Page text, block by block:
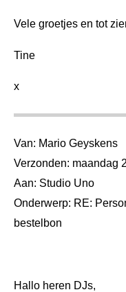
Vele groetjes en tot
Tine
x
Van: Mario Geyskens
Verzonden: maandag
Aan: Studio Uno
Onderwerp: RE:
bestelbon
Hallo heren DJs,